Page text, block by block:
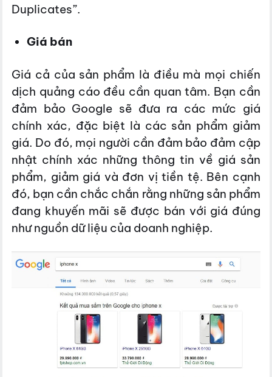
Duplicates”.
Giá bán
Giá cả của sản phẩm là điều mà mọi chiến
dịch quảng cáo đều cần quan tâm. Bạn cần
đảm bảo Google sẽ đưa ra các mức giá
chính xác, đặc biệt là các sản phẩm giảm
giá. Do đó, mọi người cần đảm bảo đảm cập
nhật chính xác những thông tin về giá sản
phẩm, giảm giá và đơn vị tiền tệ. Bên cạnh
đó, bạn cần chắc chắn rằng những sản phẩm
đang khuyến mãi sẽ được bán với giá đúng
như nguồn dữ liệu của doanh nghiệp.